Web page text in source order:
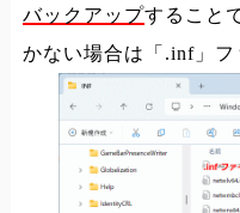
バックアップすること
かない場合は「.inf」フ